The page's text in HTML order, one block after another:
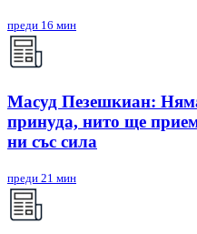
преди 16 мин
Масуд Пезешкиан:
принуда, нито ще
ни със сила
преди 21 мин